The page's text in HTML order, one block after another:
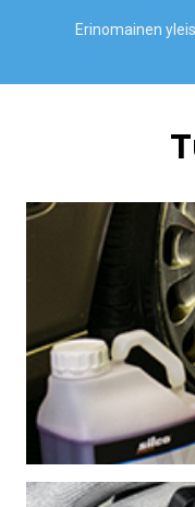
Erinomainen